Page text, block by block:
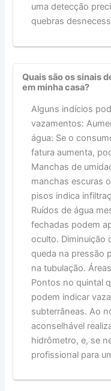
uma detecção
quebras
Quais são os sinais
em minha casa?
Alguns indícios
vazamentos:
água: Se o
fatura aumenta,
Manchas de
manchas escuras
pisos indica
Ruídos de água
fechadas podem
oculto. Diminuição
queda na pressão
na tubulação.
Pontos no quintal
podem indicar
subterrâneas. Ao
aconselhável
hidrômetro, e, se
profissional para